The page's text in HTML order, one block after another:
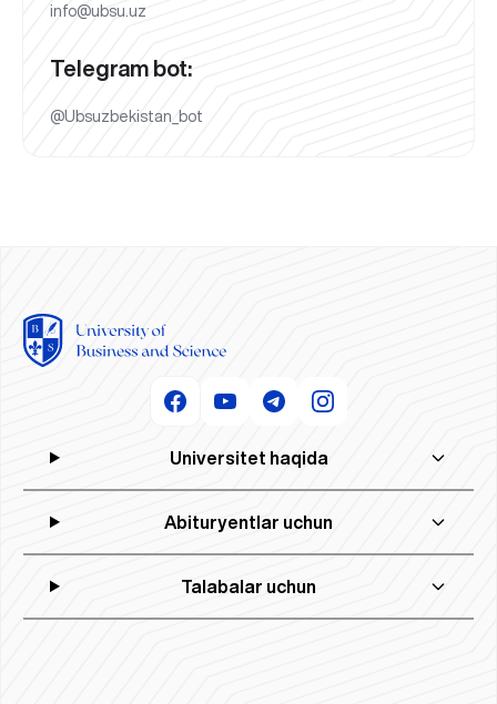
info@ubsu.uz
Telegram bot:
@Ubsuzbekistan_bot
Universitet haqida
Abituryentlar uchun
Talabalar uchun